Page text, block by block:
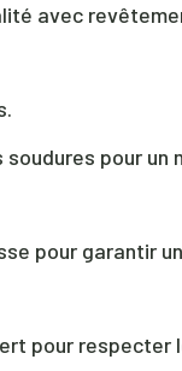
avec
pour un
pour garantir
pour respecter